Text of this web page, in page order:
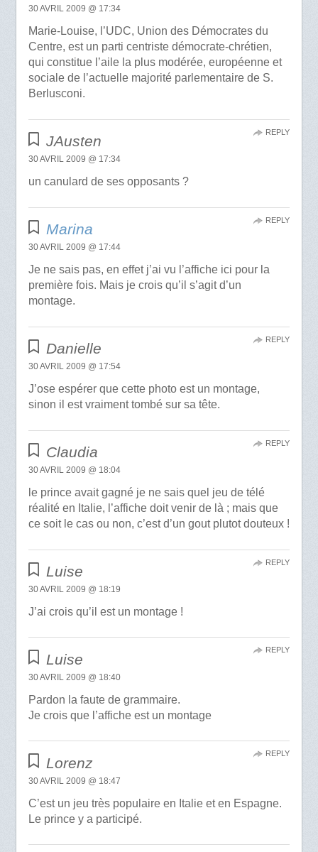
30 AVRIL 2009 @ 17:34
Marie-Louise, l’UDC, Union des Démocrates du
Centre, est un parti centriste démocrate-chrétien,
qui constitue l’aile la plus modérée, européenne et
sociale de l’actuelle majorité parlementaire de S.
Berlusconi.
JAusten
30 AVRIL 2009 @ 17:34
un canulard de ses opposants ?
REPLY
Marina
30 AVRIL 2009 @ 17:44
Je ne sais pas, en effet j’ai vu l’affiche ici pour la
première fois. Mais je crois qu’il s’agit d’un
montage.
REPLY
Danielle
30 AVRIL 2009 @ 17:54
J’ose espérer que cette photo est un montage,
sinon il est vraiment tombé sur sa tête.
REPLY
Claudia
30 AVRIL 2009 @ 18:04
le prince avait gagné je ne sais quel jeu de télé
réalité en Italie, l’affiche doit venir de là ; mais que
ce soit le cas ou non, c’est d’un gout plutot douteux !
REPLY
Luise
30 AVRIL 2009 @ 18:19
J’ai crois qu’il est un montage !
REPLY
Luise
30 AVRIL 2009 @ 18:40
Pardon la faute de grammaire.
Je crois que l’affiche est un montage
REPLY
Lorenz
30 AVRIL 2009 @ 18:47
C’est un jeu très populaire en Italie et en Espagne.
Le prince y a participé.
REPLY